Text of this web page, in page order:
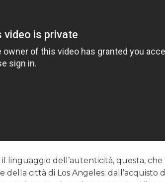
linguaggio dell’autenticità, questa,
della città di Los Angeles: